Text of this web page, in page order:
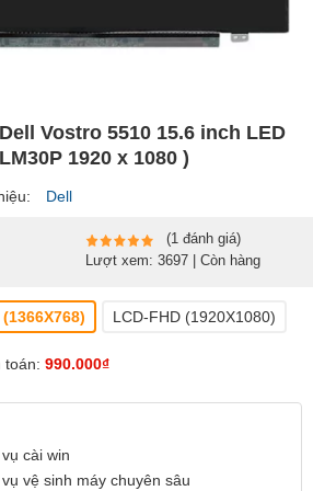
Vostro 5510 15.6 inch LED
1920 x 1080 )
Dell
(1 đánh giá)
Lượt xem: 3697 | Còn hàng
LCD-FHD (1920X1080)
toán: 990.000₫
cài win
vệ sinh máy chuyên sâu